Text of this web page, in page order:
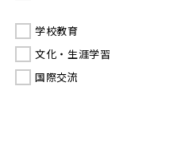
学校教育
文化・生涯学習
国際交流